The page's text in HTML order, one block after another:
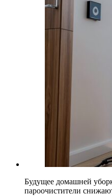
Будущее домашней
пароочистители